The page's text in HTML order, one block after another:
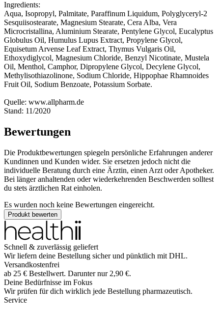
Ingredients:
Aqua, Isopropyl, Palmitate, Paraffinum Liquidum, Polyglyceryl-2
Sesquiisostearate, Magnesium Stearate, Cera Alba, Vera
Microcristallina, Aluminium Stearate, Pentylene Glycol, Eucalyptus
Globulus Oil, Humulus Lupus Extract, Propylene Glycol,
Equisetum Arvense Leaf Extract, Thymus Vulgaris Oil,
Ethoxydiglycol, Magnesium Chloride, Benzyl Nicotinate, Mustela
Oil, Menthol, Camphor, Dipropylene Glycol, Decylene Glycol,
Methylisothiazolinone, Sodium Chloride, Hippophae Rhamnoides
Fruit Oil, Sodium Benzoate, Potassium Sorbate.
Quelle: www.allpharm.de
Stand: 11/2020
Bewertungen
Die Produktbewertungen spiegeln persönliche Erfahrungen anderer
Kundinnen und Kunden wider. Sie ersetzen jedoch nicht die
individuelle Beratung durch eine Ärztin, einen Arzt oder Apotheker.
Bei länger anhaltenden oder wiederkehrenden Beschwerden solltest
du stets ärztlichen Rat einholen.
Es wurden noch keine Bewertungen eingereicht.
Produkt bewerten
Schnell & zuverlässig geliefert
Wir liefern deine Bestellung sicher und pünktlich mit DHL.
Versandkostenfrei
ab 25 € Bestellwert. Darunter nur 2,90 €.
Deine Bedürfnisse im Fokus
Wir prüfen für dich wirklich jede Bestellung pharmazeutisch.
Service